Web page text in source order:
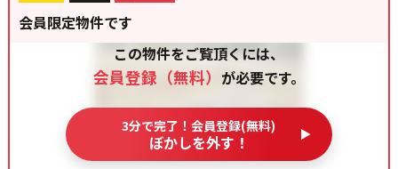
会員限定物件です
この物件をご覧頂くには、
会員登録（無料） が必要です。
3分で完了！会員登録(無料)
ぼかしを外す！